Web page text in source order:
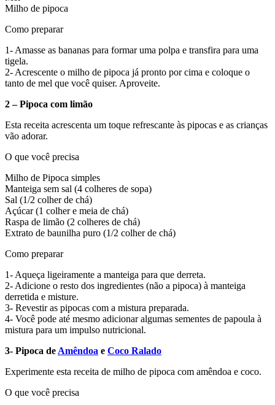
Milho de pipoca
Como preparar
1- Amasse as bananas para formar uma polpa e transfira para uma
tigela.
2- Acrescente o milho de pipoca já pronto por cima e coloque o
tanto de mel que você quiser. Aproveite.
2 – Pipoca com limão
Esta receita acrescenta um toque refrescante às pipocas e as crianças
vão adorar.
O que você precisa
Milho de Pipoca simples
Manteiga sem sal (4 colheres de sopa)
Sal (1/2 colher de chá)
Açúcar (1 colher e meia de chá)
Raspa de limão (2 colheres de chá)
Extrato de baunilha puro (1/2 colher de chá)
Como preparar
1- Aqueça ligeiramente a manteiga para que derreta.
2- Adicione o resto dos ingredientes (não a pipoca) à manteiga
derretida e misture.
3- Revestir as pipocas com a mistura preparada.
4- Você pode até mesmo adicionar algumas sementes de papoula à
mistura para um impulso nutricional.
3- Pipoca de Amêndoa e Coco Ralado
Experimente esta receita de milho de pipoca com amêndoa e coco.
O que você precisa